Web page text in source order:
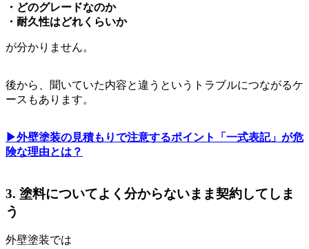
・どのグレードなのか
・耐久性はどれくらいか
が分かりません。
後から、聞いていた内容と違うというトラブルにつながるケ
ースもあります。
▶︎外壁塗装の見積もりで注意するポイント「一式表記」が危
険な理由とは？
3. 塗料についてよく分からないまま契約してしま
う
外壁塗装では